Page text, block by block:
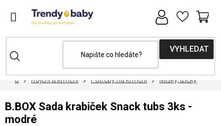
DomůKojení a krmení Potřeby na krmení Misky, lžičky
B.BOX Sada krabiček Snack tubs 3ks -
modré